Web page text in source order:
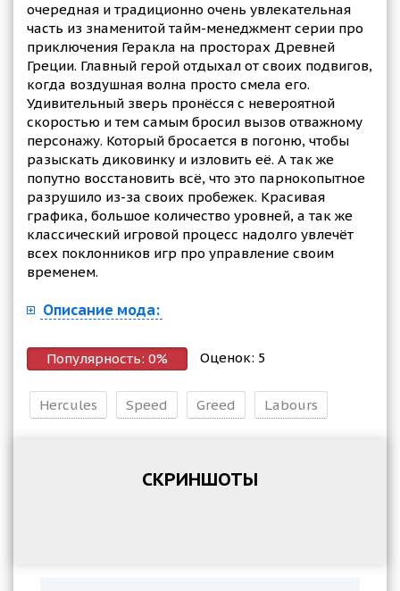
очередная и традиционно очень увлекательная
часть из знаменитой тайм-менеджмент серии про
приключения Геракла на просторах Древней
Греции. Главный герой отдыхал от своих подвигов,
когда воздушная волна просто смела его.
Удивительный зверь пронёсся с невероятной
скоростью и тем самым бросил вызов отважному
персонажу. Который бросается в погоню, чтобы
разыскать диковинку и изловить её. А так же
попутно восстановить всё, что это парнокопытное
разрушило из-за своих пробежек. Красивая
графика, большое количество уровней, а так же
классический игровой процесс надолго увлечёт
всех поклонников игр про управление своим
временем.
Описание мода:
Популярность: 0% Оценок: 5
Hercules Speed Greed Labours
СКРИНШОТЫ